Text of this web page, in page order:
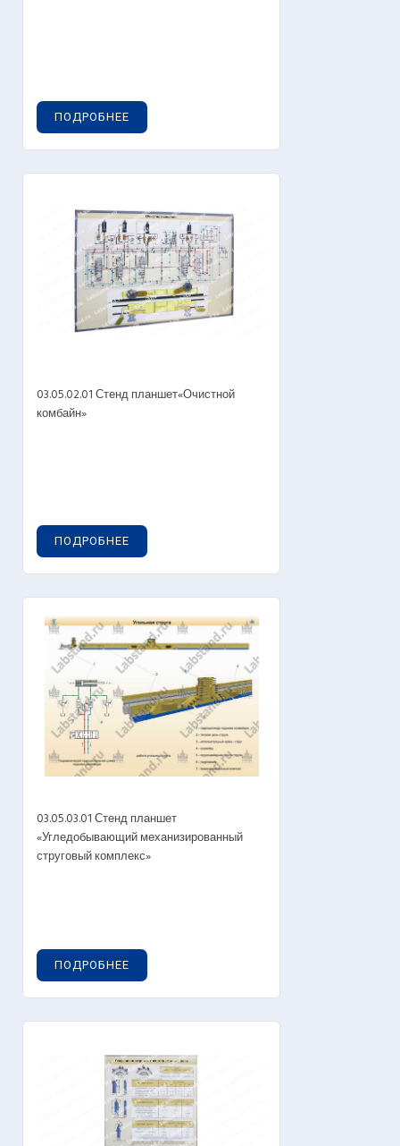
ПОДРОБНЕЕ
03.05.02.01 Стенд планшет«Очистной
комбайн»
ПОДРОБНЕЕ
03.05.03.01 Стенд планшет
«Угледобывающий механизированный
струговый комплекс»
ПОДРОБНЕЕ